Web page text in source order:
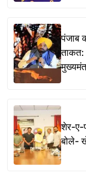
पंजाब
ताकत:
शेर-ए-
बोले-